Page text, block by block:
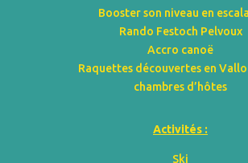
Booster son niveau en
Rando Festoch Pelvoux
Accro canoë
Raquettes découvertes en
chambres d’hôtes
Activités :
Ski